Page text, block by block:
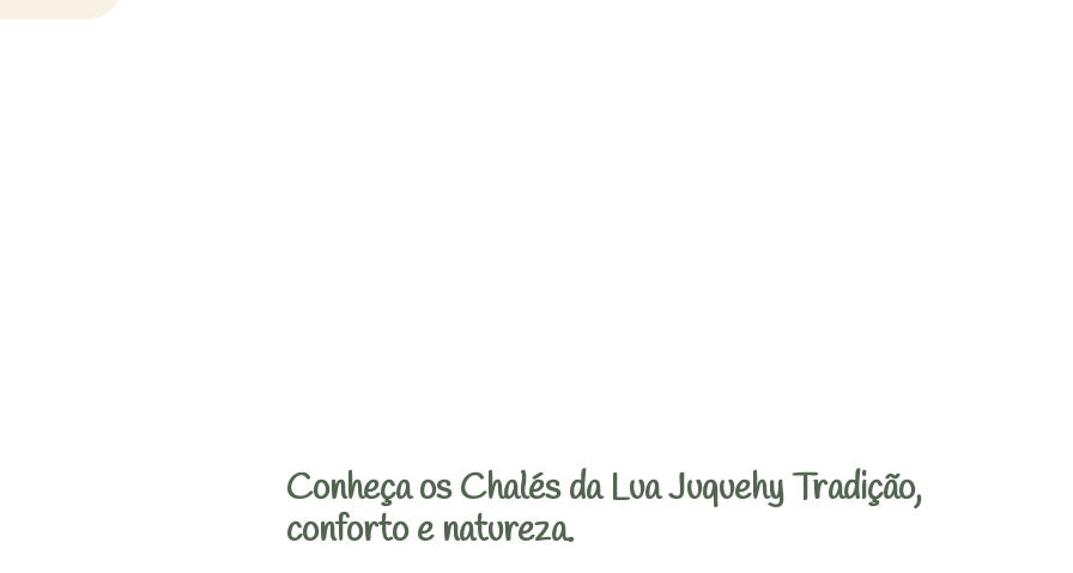
Conheça os Chalés da Lua Juquehy Tradição,
conforto e natureza.